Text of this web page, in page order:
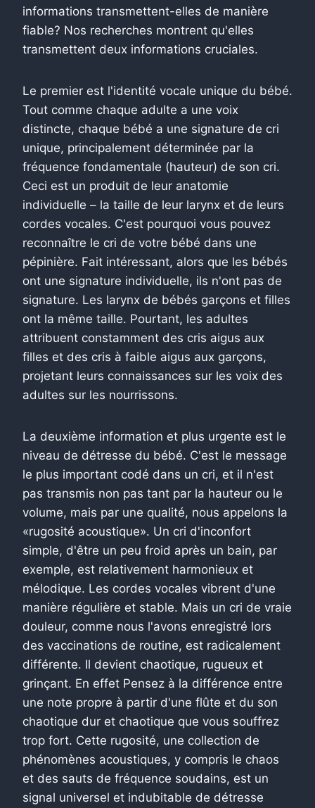
informations transmettent-elles de manière
fiable? Nos recherches montrent qu'elles
transmettent deux informations cruciales.
Le premier est l'identité vocale unique du bébé.
Tout comme chaque adulte a une voix
distincte, chaque bébé a une signature de cri
unique, principalement déterminée par la
fréquence fondamentale (hauteur) de son cri.
Ceci est un produit de leur anatomie
individuelle – la taille de leur larynx et de leurs
cordes vocales. C'est pourquoi vous pouvez
reconnaître le cri de votre bébé dans une
pépinière. Fait intéressant, alors que les bébés
ont une signature individuelle, ils n'ont pas de
signature. Les larynx de bébés garçons et filles
ont la même taille. Pourtant, les adultes
attribuent constamment des cris aigus aux
filles et des cris à faible aigus aux garçons,
projetant leurs connaissances sur les voix des
adultes sur les nourrissons.
La deuxième information et plus urgente est le
niveau de détresse du bébé. C'est le message
le plus important codé dans un cri, et il n'est
pas transmis non pas tant par la hauteur ou le
volume, mais par une qualité, nous appelons la
«rugosité acoustique». Un cri d'inconfort
simple, d'être un peu froid après un bain, par
exemple, est relativement harmonieux et
mélodique. Les cordes vocales vibrent d'une
manière régulière et stable. Mais un cri de vraie
douleur, comme nous l'avons enregistré lors
des vaccinations de routine, est radicalement
différente. Il devient chaotique, rugueux et
grinçant. En effet Pensez à la différence entre
une note propre à partir d'une flûte et du son
chaotique dur et chaotique que vous souffrez
trop fort. Cette rugosité, une collection de
phénomènes acoustiques, y compris le chaos
et des sauts de fréquence soudains, est un
signal universel et indubitable de détresse